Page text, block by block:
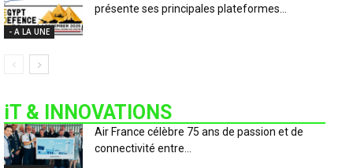
- A LA UNE
présente ses principales plateformes...
iT & INNOVATIONS
Air France célèbre 75 ans de passion et de
connectivité entre...